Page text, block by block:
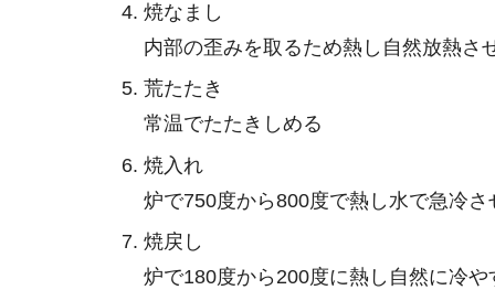
焼なまし
内部の歪みを取るため熱し自然放熱さ
荒たたき
常温でたたきしめる
焼入れ
炉で750度から800度で熱し水で急冷さ
焼戻し
炉で180度から200度に熱し自然に冷や